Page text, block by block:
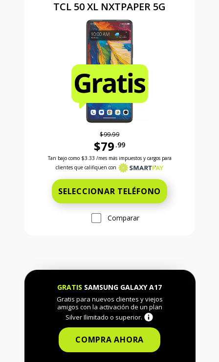
TCL 50 XL NXTPAPER 5G
$99.99
$79 .99
Antes el precio era 99 dollars and 99 cents Ahora
Tan bajo como $3.33 /mes más impuestos y cargos para
clientes que califiquen con
SELECCIONAR TELÉFONO
Comparar
GRATIS SAMSUNG GALAXY A17
Gratis para nuevos clientes y viejos
amigos con la activación de un plan
Silver Ilimitado o superior.
COMPRA AHORA